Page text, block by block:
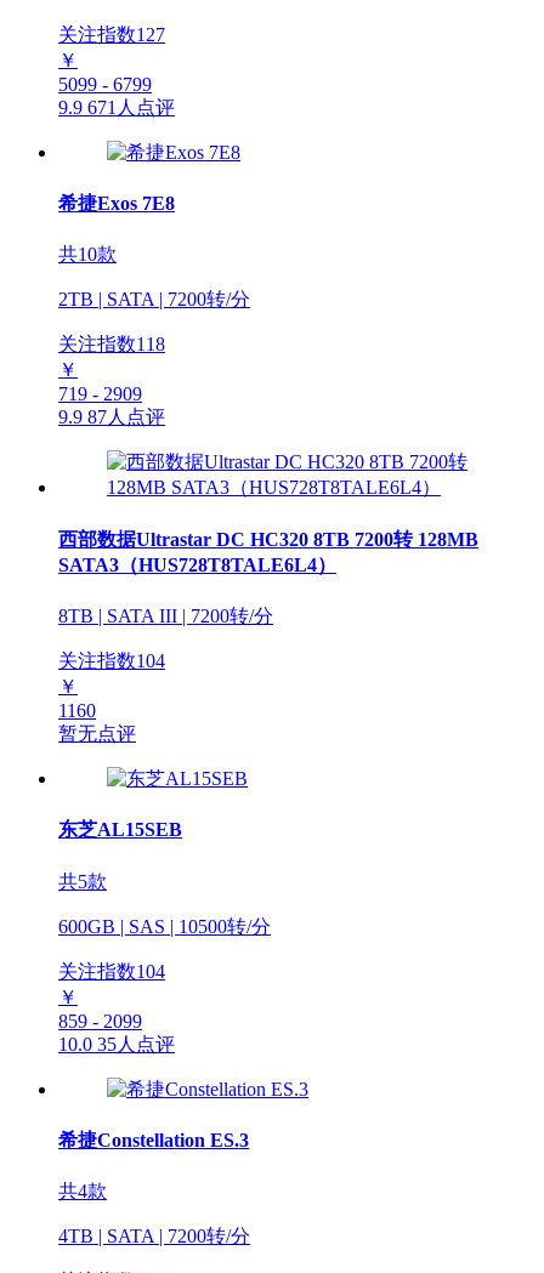
关注指数127
￥
5099 - 6799
9.9 671人点评
希捷Exos 7E8
共10款
2TB | SATA | 7200转/分
关注指数118
￥
719 - 2909
9.9 87人点评
西部数据Ultrastar DC HC320 8TB 7200转 128MB
SATA3（HUS728T8TALE6L4）
8TB | SATA III | 7200转/分
关注指数104
￥
1160
暂无点评
东芝AL15SEB
共5款
600GB | SAS | 10500转/分
关注指数104
￥
859 - 2099
10.0 35人点评
希捷Constellation ES.3
共4款
4TB | SATA | 7200转/分